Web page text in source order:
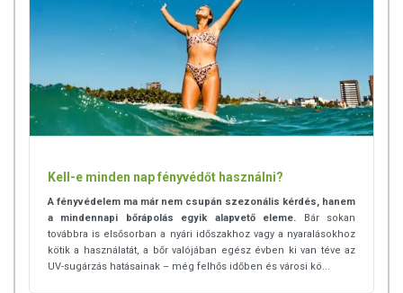
Kell-e minden nap fényvédőt használni?
A fényvédelem ma már nem csupán szezonális kérdés, hanem
a mindennapi bőrápolás egyik alapvető eleme.
Bár sokan
továbbra is elsősorban a nyári időszakhoz vagy a nyaralásokhoz
kötik a használatát, a bőr valójában egész évben ki van téve az
UV-sugárzás hatásainak – még felhős időben és városi kö...